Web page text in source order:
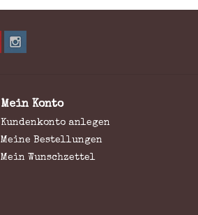
Mein Konto
Kundenkonto anlegen
Meine Bestellungen
Mein Wunschzettel